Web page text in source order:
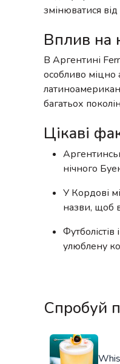
змінюватися
Вплив на
В Аргентині
особливо міцно
багатьох
Цікаві
нічного
У Кордові
назви, щоб
улюблену
Спробуй